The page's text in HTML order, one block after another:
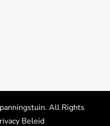
. All Rights
Beleid